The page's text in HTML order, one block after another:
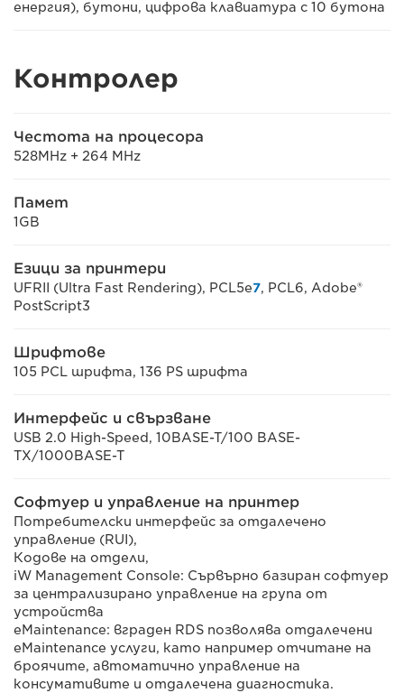
енергия), бутони, цифрова клавиатура с 10 бутона
Контролер
Честота на процесора
528MHz + 264 MHz
Памет
1GB
Езици за принтери
UFRII (Ultra Fast Rendering), PCL5e7, PCL6, Adobe®
PostScript3
Шрифтове
105 PCL шрифта, 136 PS шрифта
Интерфейс и свързване
USB 2.0 High-Speed, 10BASE-T/100 BASE-
TX/1000BASE-T
Софтуер и управление на принтер
Потребителски интерфейс за отдалечено
управление (RUI),
Кодове на отдели,
iW Management Console: Сървърно базиран софтуер
за централизирано управление на група от
устройства
eMaintenance: вграден RDS позволява отдалечени
eMaintenance услуги, като например отчитане на
броячите, автоматично управление на
консумативите и отдалечена диагностика.